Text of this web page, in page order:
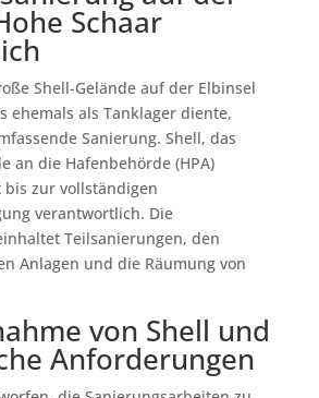
Schaar
Shell-Gelände auf der Elbinsel
ehemals als Tanklager diente,
Sanierung. Shell, das
an die Hafenbehörde (HPA)
zur vollständigen
verantwortlich. Die
Teilsanierungen, den
Anlagen und die Räumung von
von Shell und
Anforderungen